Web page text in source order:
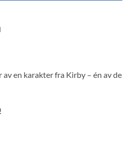
en karakter fra Kirby – én av de